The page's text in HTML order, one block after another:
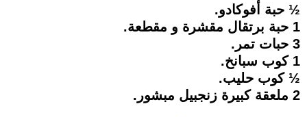
½ حبة أفوكادو.
1 حبة برتقال مقشرة و مقطعة.
3 حبات تمر.
1 كوب سبانخ.
½ كوب حليب.
2 ملعقة كبيرة زنجبيل مبشور.